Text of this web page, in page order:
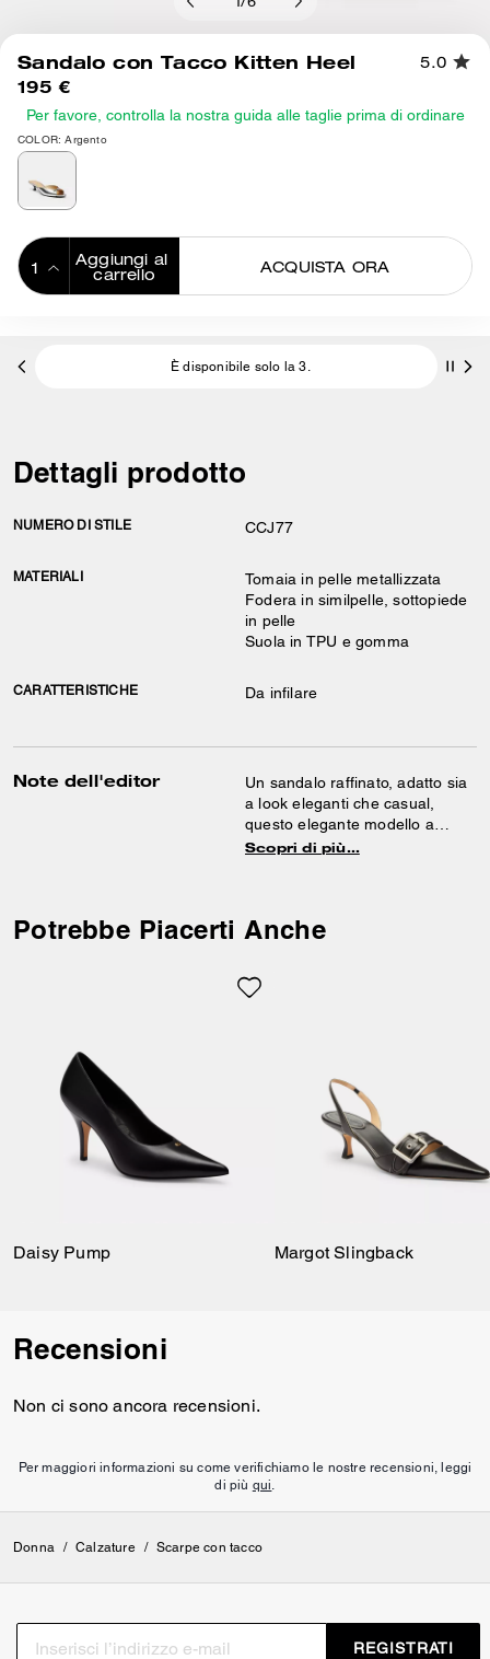
/6
Sandalo con Tacco Kitten Heel 5.0
195 €
Per favore, controlla la nostra guida alle taglie prima di ordinare
COLOR: Argento
Aggiungi al
carrello
ACQUISTA ORA
È disponibile solo la 3.
Dettagli prodotto
NUMERO DI STILE CCJ77
MATERIALI
Tomaia in pelle metallizzata
Fodera in similpelle, sottopiede
in pelle
Suola in TPU e gomma
CARATTERISTICHE Da infilare
Note dell'editor
Un sandalo raffinato, adatto sia
a look eleganti che casual,
questo elegante modello a
punta aperta con tacco kitten è
modello slip-on è impreziosito
tradizione.
Scopri di più…
Potrebbe Piacerti Anche
Daisy Pump Margot Slingback
Recensioni
Non ci sono ancora recensioni.
Per maggiori informazioni su come verifichiamo le nostre recensioni, leggi
di più qui
Donna / Calzature / Scarpe con tacco
REGISTRATI